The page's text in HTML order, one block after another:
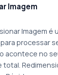
Imagem
Imagem é
processar
acontece no